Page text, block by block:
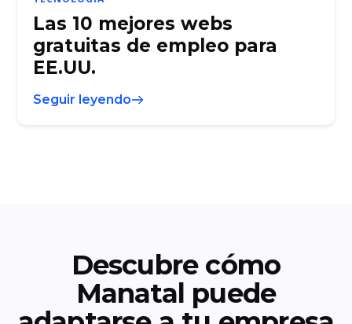
Las 10 mejores webs
gratuitas de empleo para
EE.UU.
Seguir leyendo
Descubre cómo
Manatal puede